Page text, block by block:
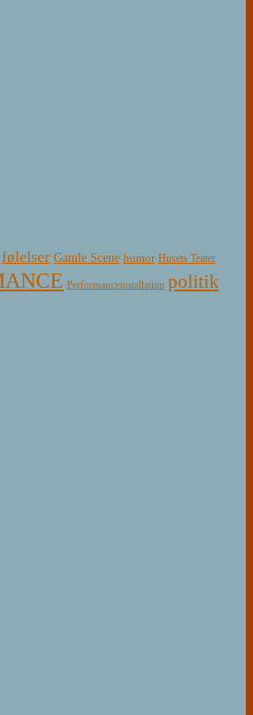
følelser Gamle Scene humor Husets Teater
Performanceinstallation politik